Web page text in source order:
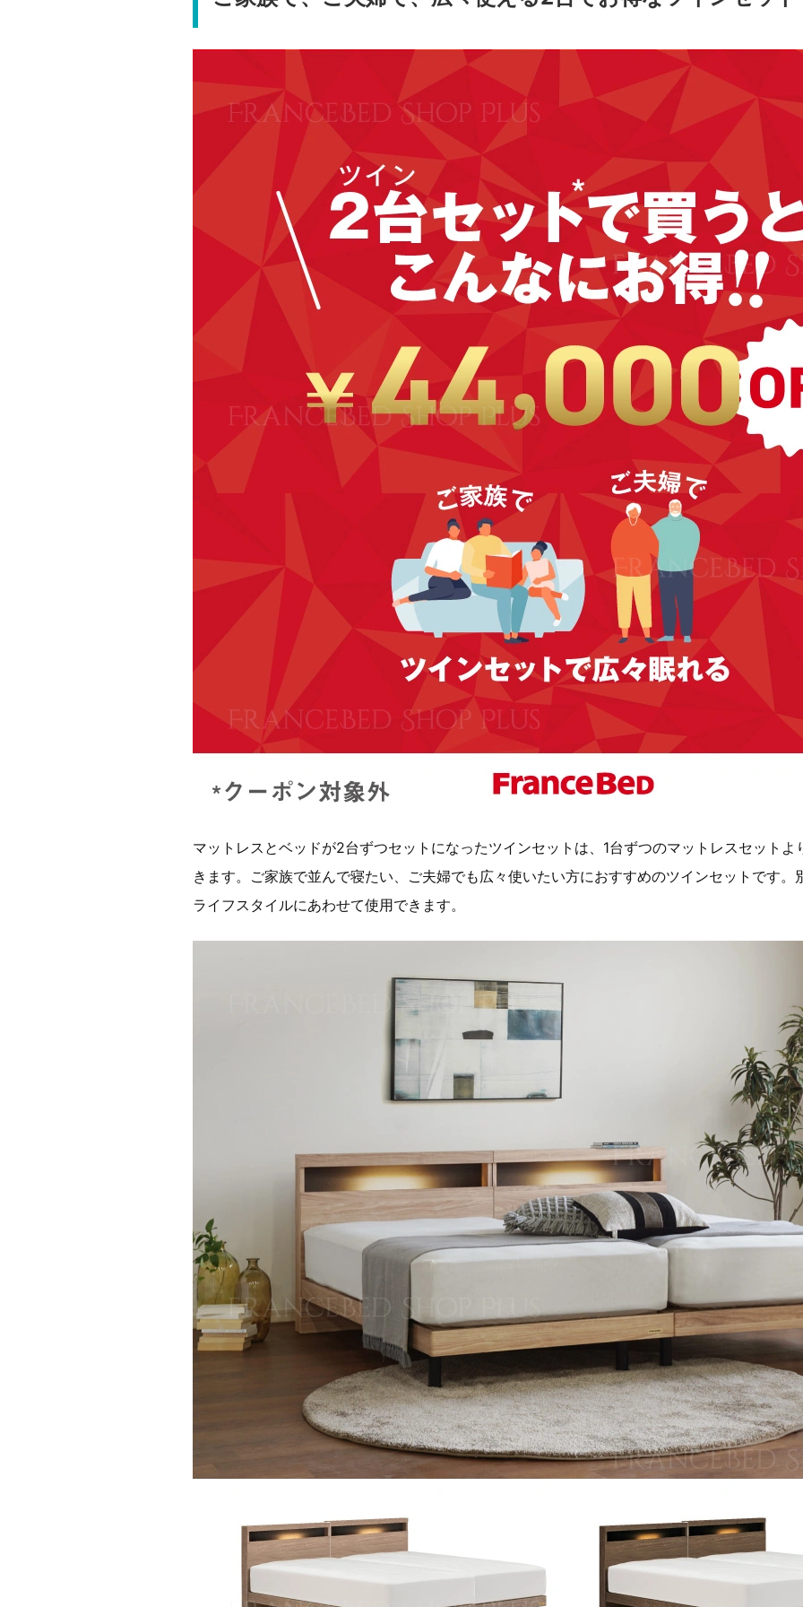
マットレスとベッドが2台ずつセットになったツインセットは、1台ずつのマットレスセットよ
きます。ご家族で並んで寝たい、ご夫婦でも広々使いたい方におすすめのツインセットです。
ライフスタイルにあわせて使用できます。